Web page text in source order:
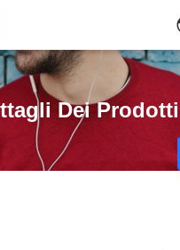
Dei Prodotti